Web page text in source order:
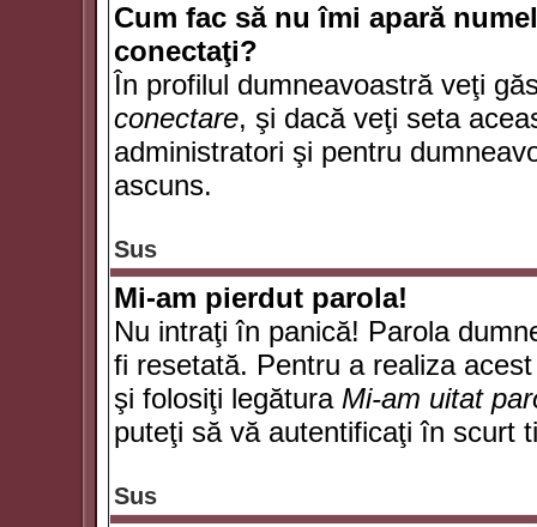
Cum fac să nu îmi apară
conectaţi?
În profilul dumneavoastră veţi
conectare, şi dacă veţi seta
administratori şi pentru
ascuns.
Sus
Mi-am pierdut parola!
Nu intraţi în panică! Parola
fi resetată. Pentru a realiza
şi folosiţi legătura Mi-am uitat
puteţi să vă autentificaţi în scurt
Sus